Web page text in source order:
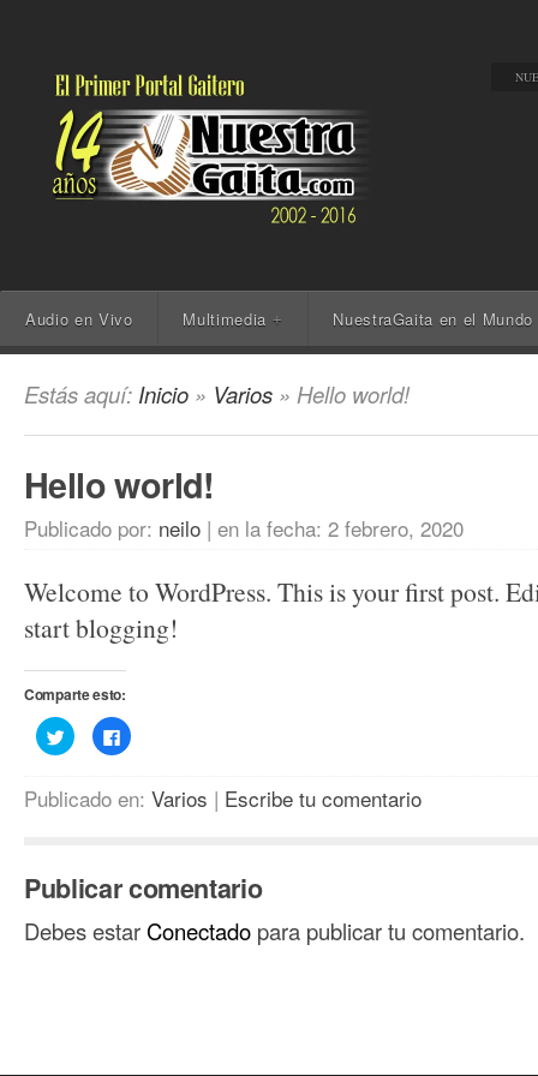
Audio en Vivo Multimedia + NuestraGaita en el Mundo
Estás aquí: Inicio » Varios » Hello world!
Hello world!
Publicado por: neilo | en la fecha: 2 febrero, 2020
Welcome to WordPress. This is your first post.
start blogging!
Comparte esto:
Haz
clic
en
Twitter
ventana
nueva)
Haz
clic
Facebook
nueva)
Publicado en: Varios | Escribe tu comentario
Publicar comentario
Debes estar Conectado para publicar tu comentario.